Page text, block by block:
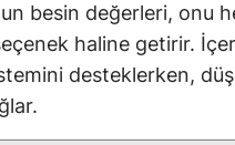
besin değerleri, onu
haline getirir.
desteklerken,